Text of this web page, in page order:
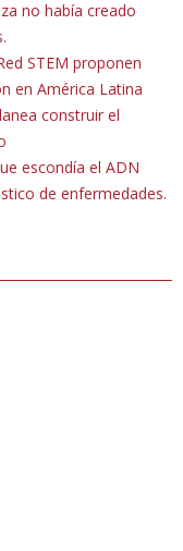
no había creado
STEM proponen
en América Latina
construir el
escondía el ADN
de enfermedades.